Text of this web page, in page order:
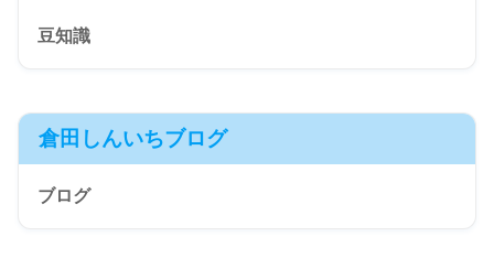
豆知識
倉田しんいちブログ
ブログ